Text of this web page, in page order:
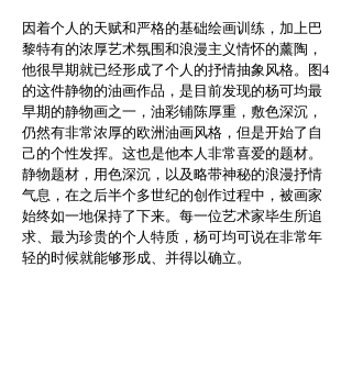
因着个人的天赋和严格的基础绘画训练，加上巴
黎特有的浓厚艺术氛围和浪漫主义情怀的薰陶，
他很早期就已经形成了个人的抒情抽象风格。图4
的这件静物的油画作品，是目前发现的杨可均最
早期的静物画之一，油彩铺陈厚重，敷色深沉，
仍然有非常浓厚的欧洲油画风格，但是开始了自
己的个性发挥。这也是他本人非常喜爱的题材。
静物题材，用色深沉，以及略带神秘的浪漫抒情
气息，在之后半个多世纪的创作过程中，被画家
始终如一地保持了下来。每一位艺术家毕生所追
求、最为珍贵的个人特质，杨可均可说在非常年
轻的时候就能够形成、并得以确立。